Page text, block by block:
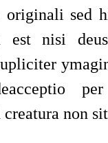
originali sed
est nisi
per
non